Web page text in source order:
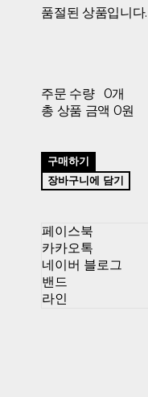
품절된 상품입니다.
주문 수량
0개
총 상품 금액 0원
구매하기
장바구니에 담기
페이스북
카카오톡
네이버 블로그
밴드
라인